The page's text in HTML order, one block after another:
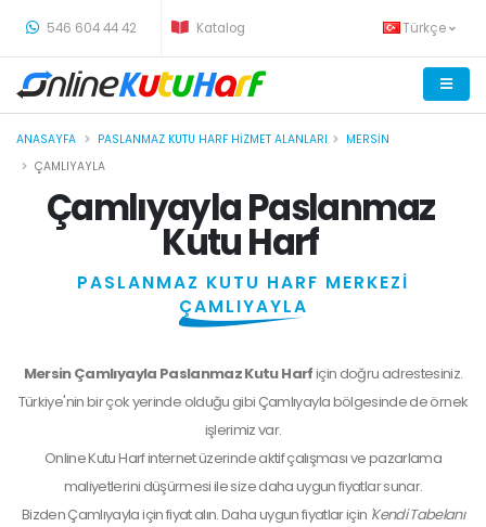
546 604 44 42 Katalog Türkçe
ANASAYFA PASLANMAZ KUTU HARF HIZMET ALANLARI
MERSIN
ÇAMLIYAYLA
Çamlıyayla Paslanmaz
Kutu Harf
PASLANMAZ KUTU HARF MERKEZİ
ÇAMLIYAYLA
Mersin Çamlıyayla Paslanmaz Kutu Harfiçin doğru adrestesiniz.
Türkiye'nin bir çok yerinde olduğu gibi Çamlıyayla bölgesinde de örnek
işlerimiz var.
Online Kutu Harf internet üzerinde aktif çalışması ve pazarlama
maliyetlerini düşürmesi ile size daha uygun fiyatlar sunar.
BizdenÇamlıyaylaiçin fiyat alın. Daha uygun fiyatlar için 'Kendi Tabelanı